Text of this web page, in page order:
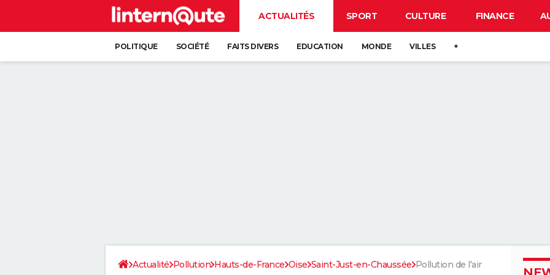
ACTUALITÉS SPORT CULTURE FINANCE
POLITIQUE SOCIÉTÉ FAITS DIVERS EDUCATION MONDE VILLES +
Actualité Pollution Hauts-de-France Oise Saint-Just-en-Chaussée Pollution de l'air